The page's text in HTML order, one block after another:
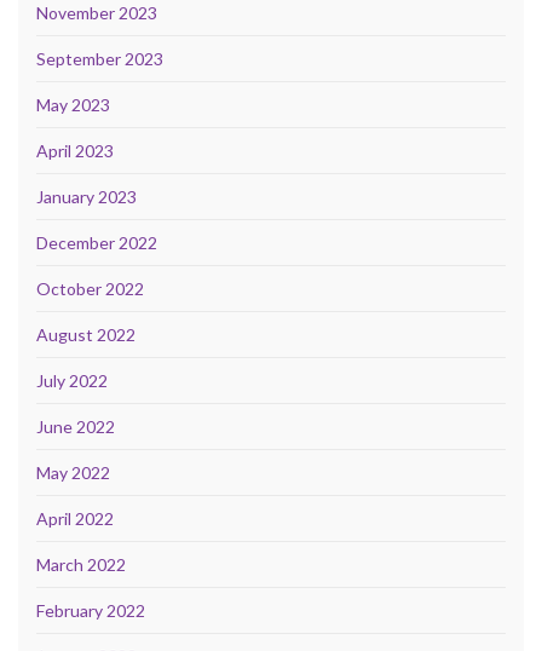
November 2023
September 2023
May 2023
April 2023
January 2023
December 2022
October 2022
August 2022
July 2022
June 2022
May 2022
April 2022
March 2022
February 2022